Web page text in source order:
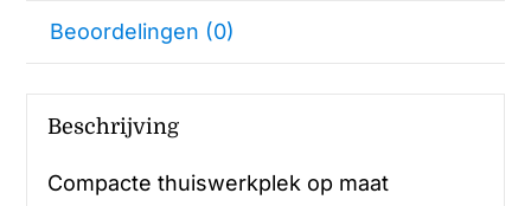
Beoordelingen (0)
Beschrijving
Compacte thuiswerkplek op maat